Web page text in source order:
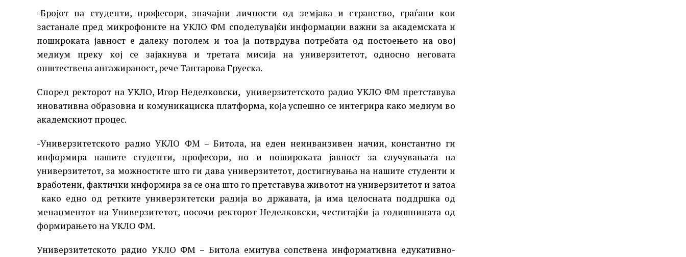
-Бројот на студенти, професори, значајни личности од земјава и странство, граѓани кои
застанале пред микрофоните на УКЛО ФМ споделувајќи информации важни за академската и
пошироката јавност е далеку поголем и тоа ја потврдува потребата од постоењето на овој
медиум преку кој се зајакнува и третата мисија на универзитетот, односно неговата
општествена ангажираност, рече Тантарова Груеска.
Според ректорот на УКЛО, Игор Неделковски, универзитетското радио УКЛО ФМ претставува
иновативна образовна и комуникациска платформа, која успешно се интегрира како медиум во
академскиот процес.
-Универзитетското радио УКЛО ФМ – Битола, на еден неинванзивен начин, константно ги
информира нашите студенти, професори, но и пошироката јавност за случувањата на
универзитетот, за можностите што ги дава универзитетот, достигнувања на нашите студенти и
вработени, фактички информира за се она што го претставува животот на универзитетот и затоа
како едно од ретките универзитетски радија во државата, ја има целосната поддршка од
менаџментот на Универзитетот, посочи ректорот Неделковски, честитајќи ја годишнината од
формирањето на УКЛО ФМ.
Универзитетското радио УКЛО ФМ – Битола eмитува сопствена информативна едукативно-